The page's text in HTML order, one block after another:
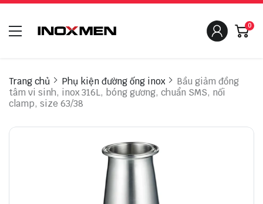
0
Trang chủ Phụ kiện đường ống inox
Bầu giảm đồng
tâm vi sinh, inox 316L, bóng gương, chuẩn SMS, nối
clamp, size 63/38